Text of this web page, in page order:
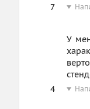
7
У
4